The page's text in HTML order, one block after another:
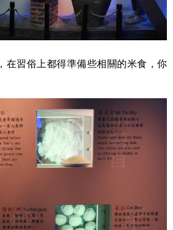
在習俗上都得準備些相關的米食，你